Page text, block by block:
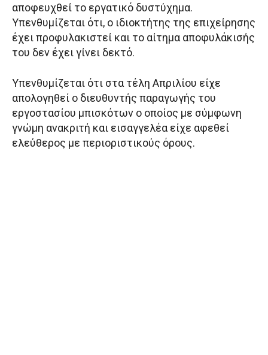
αποφευχθεί το εργατικό δυστύχημα.
Υπενθυμίζεται ότι, ο ιδιοκτήτης της επιχείρησης
έχει προφυλακιστεί και το αίτημα αποφυλάκισής
του δεν έχει γίνει δεκτό.
Υπενθυμίζεται ότι στα τέλη Απριλίου είχε
απολογηθεί ο διευθυντής παραγωγής του
εργοστασίου μπισκότων ο οποίος με σύμφωνη
γνώμη ανακριτή και εισαγγελέα είχε αφεθεί
ελεύθερος με περιοριστικούς όρους.